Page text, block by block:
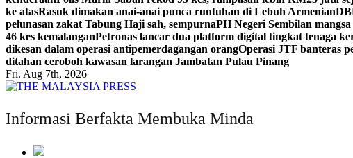
ke atasRasuk dimakan anai-anai punca runtuhan di Lebuh Armenian
pelunasan zakat Tabung Haji sah, sempurnaPH Negeri Sembilan
46 kes kemalanganPetronas lancar dua platform digital tingkat tenaga
dikesan dalam operasi antipemerdagangan orangOperasi JTF banteras
ditahan ceroboh kawasan larangan Jambatan Pulau Pinang
Fri. Aug 7th, 2026
Informasi Berfakta Membuka Minda